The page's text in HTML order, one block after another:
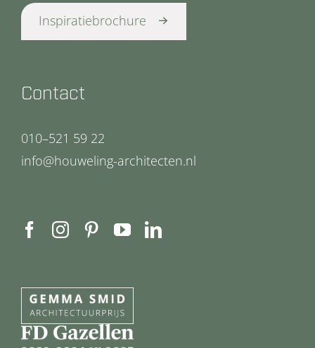
Inspiratiebrochure
Contact
010–521 59 22
info@houweling-architecten.nl